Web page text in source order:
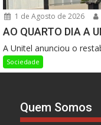
1 de Agosto de 2026
AO QUARTO DIA A
A Unitel anunciou o
Sociedade
Quem Somos